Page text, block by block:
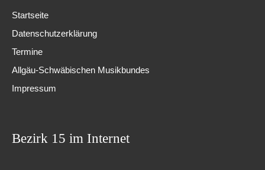
Startseite
Datenschutzerklärung
Termine
Allgäu-Schwäbischen Musikbundes
Impressum
Bezirk 15 im Internet